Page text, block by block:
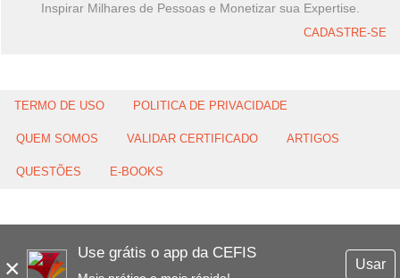
×
Use grátis o app da CEFIS
Usar
Inspirar Milhares de Pessoas e Monetizar sua Expertise.
CADASTRE-SE
TERMO DE USO POLITICA DE PRIVACIDADE
QUEM SOMOS VALIDAR CERTIFICADO ARTIGOS
QUESTÕES E-BOOKS